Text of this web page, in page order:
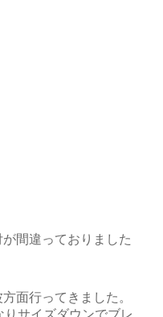
間違っておりました
面行ってきました。
サイズダウンでブレ